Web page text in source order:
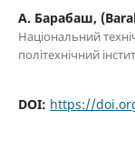
А. Барабаш,
Національний
політехнічний
DOI: https://